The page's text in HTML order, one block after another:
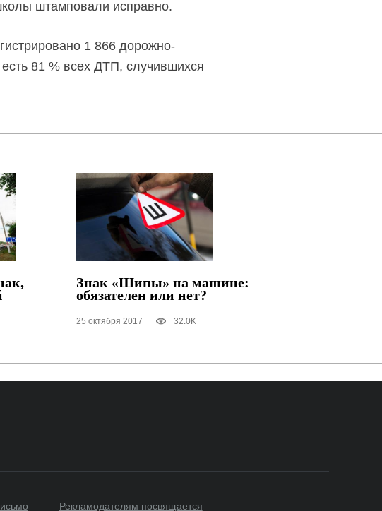
штамповали исправно.
1 866 дорожно-
81 % всех ДТП, случившихся
Знак «Шипы» на машине:
обязателен или нет?
25 октября 2017 32.0K
Рекламодателям посвящается